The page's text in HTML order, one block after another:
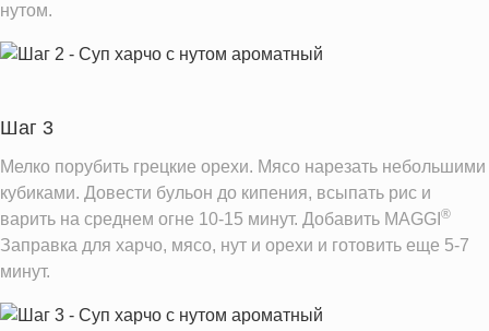
нутом.
Шаг 3
Мелко порубить грецкие орехи. Мясо нарезать небольшими
кубиками. Довести бульон до кипения, всыпать рис и
варить на среднем огне 10-15 минут. Добавить MAGGI ®
Заправка для харчо, мясо, нут и орехи и готовить еще 5-7
минут.